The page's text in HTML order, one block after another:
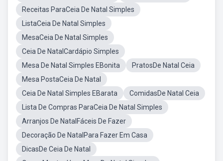
Receitas ParaCeia De Natal Simples
ListaCeia De Natal Simples
MesaCeia De Natal Simples
Ceia De NatalCardápio Simples
Mesa De Natal Simples EBonita
PratosDe Natal Ceia
Mesa PostaCeia De Natal
Ceia De Natal Simples EBarata
ComidasDe Natal Ceia
Lista De Compras ParaCeia De Natal Simples
Arranjos De NatalFáceis De Fazer
Decoração De NatalPara Fazer Em Casa
DicasDe Ceia De Natal